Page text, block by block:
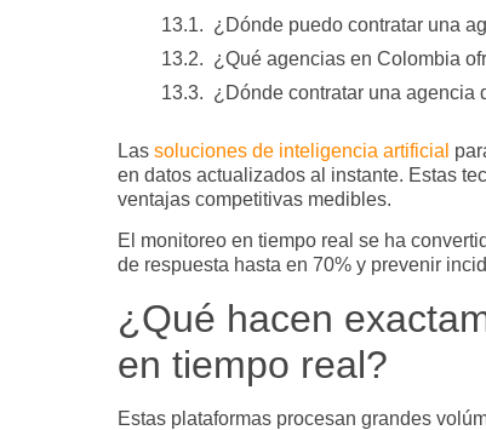
¿Dónde puedo contratar una
¿Qué agencias en Colombia
¿Dónde contratar una agencia
Las soluciones de inteligencia artificial
en datos actualizados al instante. Estas
ventajas competitivas medibles.
El monitoreo en tiempo real se ha
de respuesta hasta en 70% y prevenir
¿Qué hacen
en tiempo real?
Estas plataformas procesan grandes